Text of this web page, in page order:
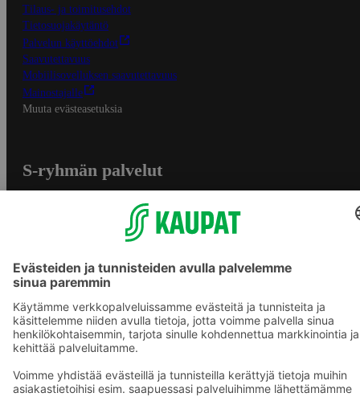
Tilaus- ja toimitusehdot
Tietosuojakäytäntö
Palvelun käyttöehdot
Saavutettavuus
Mobiilisovelluksen saavutettavuus
Mainostajalle
Muuta evästeasetuksia
S-ryhmän palvelut
S-ostoslista -sovellus
Prisma.fi
Sokos.fi
S-Pankki
Yhteishyvä
Sokos Hotels
Raflaamo